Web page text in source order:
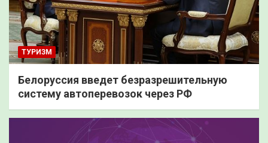
ТУРИЗМ
Белоруссия введет безразрешительную
систему автоперевозок через РФ